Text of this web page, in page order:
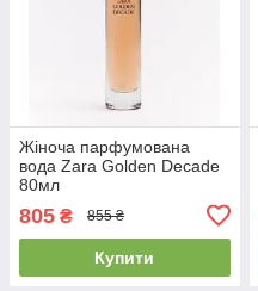
Жіноча парфумована
вода Zara Golden Decade
80мл
805 ₴ 855 ₴
Купити